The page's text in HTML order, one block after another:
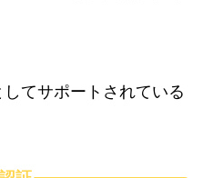
てサポートされている